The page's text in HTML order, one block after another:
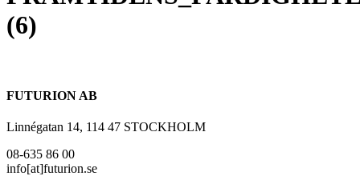
(6)
FUTURION AB
Linnégatan 14, 114 47 STOCKHOLM
08-635 86 00
info[at]futurion.se